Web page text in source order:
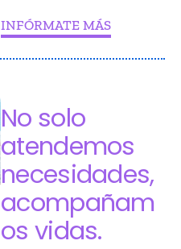
INFÓRMATE MÁS
No solo
atendemos
necesidades,
acompañam
os vidas.